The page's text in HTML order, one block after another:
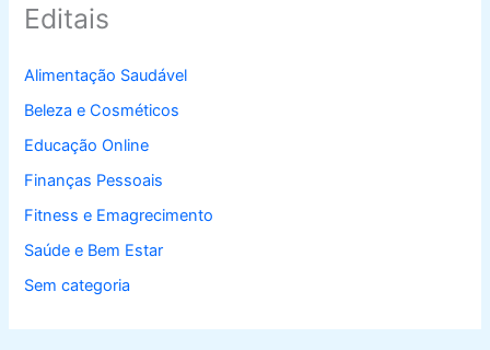
Editais
Alimentação Saudável
Beleza e Cosméticos
Educação Online
Finanças Pessoais
Fitness e Emagrecimento
Saúde e Bem Estar
Sem categoria